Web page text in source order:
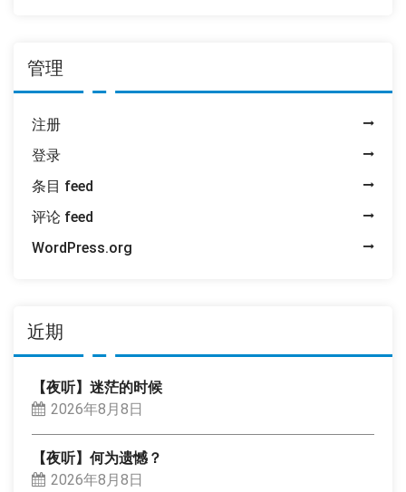
管理
注册
登录
条目 feed
评论 feed
WordPress.org
近期
【夜听】迷茫的时候
2026年8月8日
【夜听】何为遗憾？
2026年8月8日